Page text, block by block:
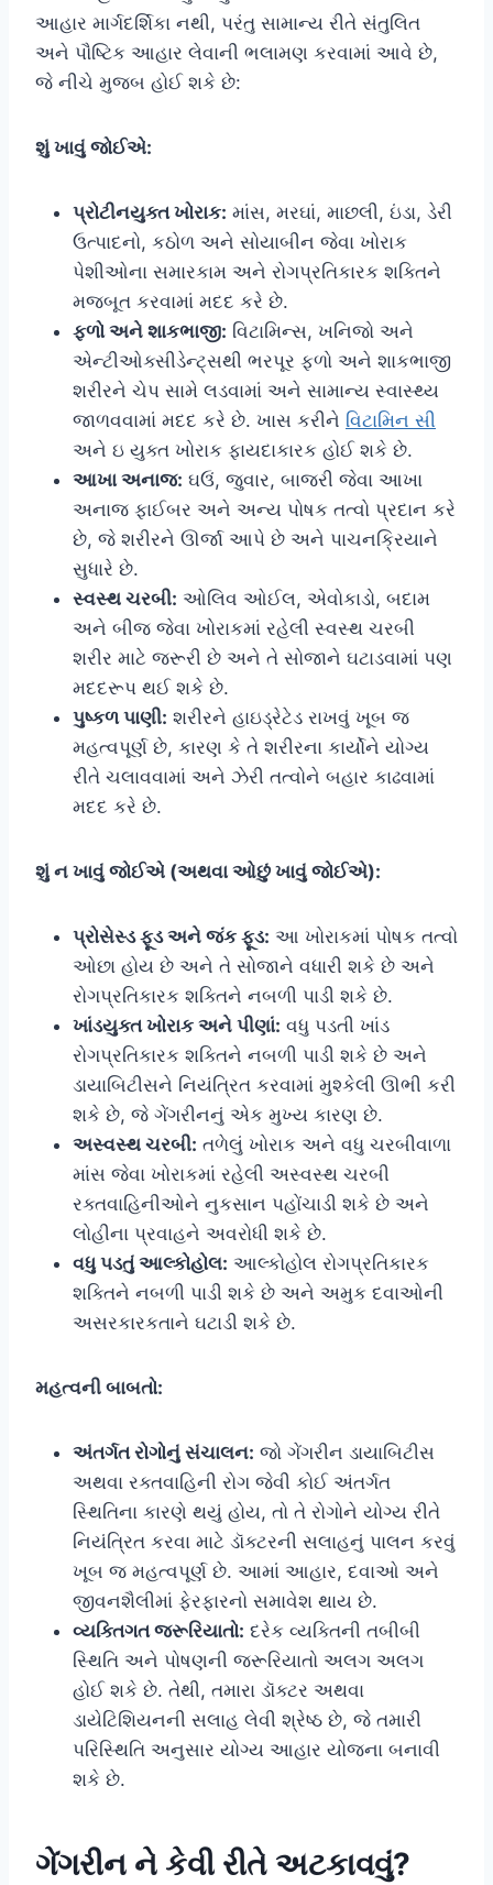
આહાર માર્ગદર્શિકા નથી, પરંતુ સામાન્ય રીતે સંતુલિત
અને પૌષ્ટિક આહાર લેવાની ભલામણ કરવામાં આવે છે,
જે નીચે મુજબ હોઈ શકે છે:
શું ખાવું જોઈએ:
પ્રોટીનયુક્ત ખોરાક: માંસ, મરઘાં, માછલી, ઇંડા, ડેરી
ઉત્પાદનો, કઠોળ અને સોયાબીન જેવા ખોરાક
પેશીઓના સમારકામ અને રોગપ્રતિકારક શક્તિને
મજબૂત કરવામાં મદદ કરે છે.
ફળો અને શાકભાજી: વિટામિન્સ, ખનિજો અને
એન્ટીઓક્સીડેન્ટ્સથી ભરપૂર ફળો અને શાકભાજી
શરીરને ચેપ સામે લડવામાં અને સામાન્ય સ્વાસ્થ્ય
જાળવવામાં મદદ કરે છે. ખાસ કરીને વિટામિન સી
અને ઇ યુક્ત ખોરાક ફાયદાકારક હોઈ શકે છે.
આખા અનાજ: ઘઉં, જુવાર, બાજરી જેવા આખા
અનાજ ફાઈબર અને અન્ય પોષક તત્વો પ્રદાન કરે
છે, જે શરીરને ઊર્જા આપે છે અને પાચનક્રિયાને
સુધારે છે.
સ્વસ્થ ચરબી: ઓલિવ ઓઈલ, એવોકાડો, બદામ
અને બીજ જેવા ખોરાકમાં રહેલી સ્વસ્થ ચરબી
શરીર માટે જરૂરી છે અને તે સોજાને ઘટાડવામાં પણ
મદદરૂપ થઈ શકે છે.
પુષ્કળ પાણી: શરીરને હાઇડ્રેટેડ રાખવું ખૂબ જ
મહત્વપૂર્ણ છે, કારણ કે તે શરીરના કાર્યોને યોગ્ય
રીતે ચલાવવામાં અને ઝેરી તત્વોને બહાર કાઢવામાં
મદદ કરે છે.
શું ન ખાવું જોઈએ (અથવા ઓછું ખાવું જોઈએ):
પ્રોસેસ્ડ ફૂડ અને જંક ફૂડ: આ ખોરાકમાં પોષક તત્વો
ઓછા હોય છે અને તે સોજાને વધારી શકે છે અને
રોગપ્રતિકારક શક્તિને નબળી પાડી શકે છે.
ખાંડયુક્ત ખોરાક અને પીણાં: વધુ પડતી ખાંડ
રોગપ્રતિકારક શક્તિને નબળી પાડી શકે છે અને
ડાયાબિટીસને નિયંત્રિત કરવામાં મુશ્કેલી ઊભી કરી
શકે છે, જે ગેંગરીનનું એક મુખ્ય કારણ છે.
અસ્વસ્થ ચરબી: તળેલું ખોરાક અને વધુ ચરબીવાળા
માંસ જેવા ખોરાકમાં રહેલી અસ્વસ્થ ચરબી
રક્તવાહિનીઓને નુકસાન પહોંચાડી શકે છે અને
લોહીના પ્રવાહને અવરોધી શકે છે.
વધુ પડતું આલ્કોહોલ: આલ્કોહોલ રોગપ્રતિકારક
શક્તિને નબળી પાડી શકે છે અને અમુક દવાઓની
અસરકારકતાને ઘટાડી શકે છે.
મહત્વની બાબતો:
અંતર્ગત રોગોનું સંચાલન: જો ગેંગરીન ડાયાબિટીસ
અથવા રક્તવાહિની રોગ જેવી કોઈ અંતર્ગત
સ્થિતિના કારણે થયું હોય, તો તે રોગોને યોગ્ય રીતે
નિયંત્રિત કરવા માટે ડૉક્ટરની સલાહનું પાલન કરવું
ખૂબ જ મહત્વપૂર્ણ છે. આમાં આહાર, દવાઓ અને
જીવનશૈલીમાં ફેરફારનો સમાવેશ થાય છે.
વ્યક્તિગત જરૂરિયાતો: દરેક વ્યક્તિની તબીબી
સ્થિતિ અને પોષણની જરૂરિયાતો અલગ અલગ
હોઈ શકે છે. તેથી, તમારા ડૉક્ટર અથવા
ડાયેટિશિયનની સલાહ લેવી શ્રેષ્ઠ છે, જે તમારી
પરિસ્થિતિ અનુસાર યોગ્ય આહાર યોજના બનાવી
શકે છે.
ગેંગરીન ને કેવી રીતે અટકાવવું?